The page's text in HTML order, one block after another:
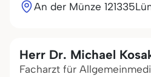
An der Münze 121335
Herr Dr. Michael
Facharzt für